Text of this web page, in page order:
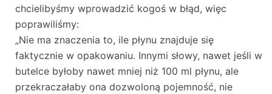
chcielibyśmy wprowadzić kogoś w błąd, więc
poprawiliśmy:
„Nie ma znaczenia to, ile płynu znajduje się
faktycznie w opakowaniu. Innymi słowy, nawet jeśli w
butelce byłoby nawet mniej niż 100 ml płynu, ale
przekraczałaby ona dozwoloną pojemność, nie